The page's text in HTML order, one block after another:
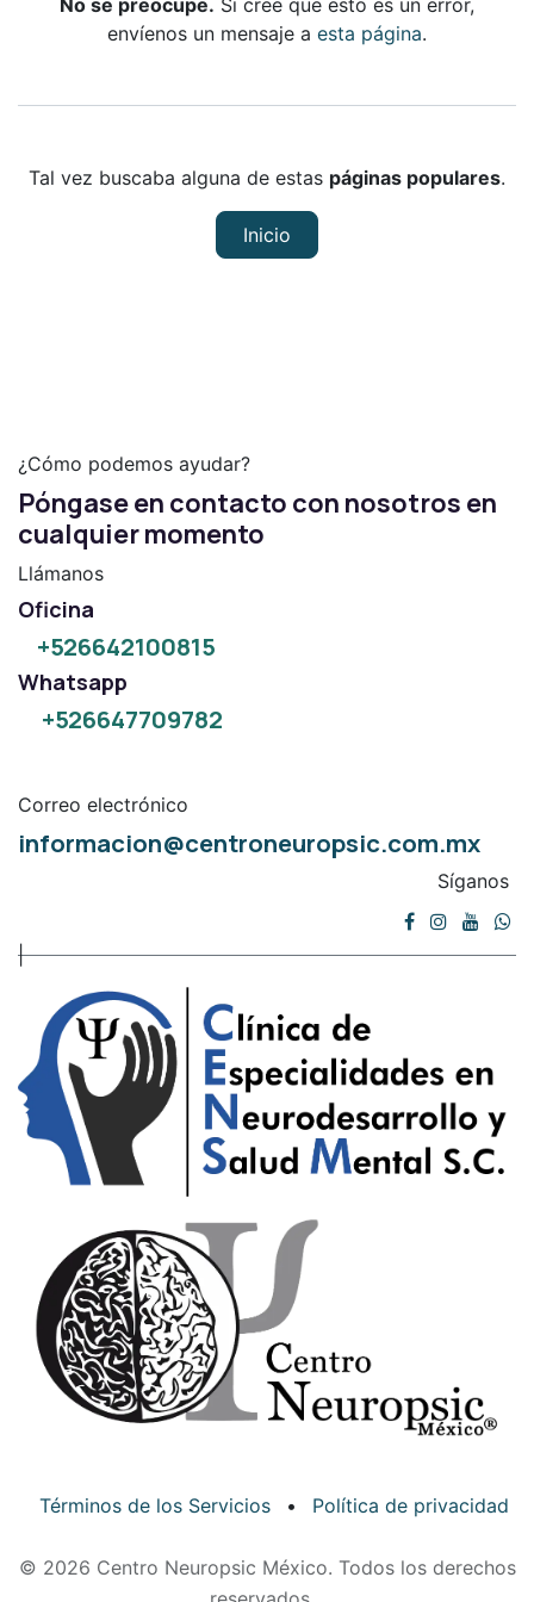
No se preocupe. Si cree que esto es un error,
envíenos un mensaje a esta página.
Tal vez buscaba alguna de estas páginas populares.
Inicio
¿Cómo podemos ayudar?
Póngase en contacto con nosotros en
cualquier momento
Llámanos
Oficina
+526642100815
Whatsapp
+526647709782
Correo electrónico
informacion@centroneuropsic.com.mx
Síganos
|
Términos de los Servicios • Política de privacidad
© 2026 Centro Neuropsic México. Todos los derechos